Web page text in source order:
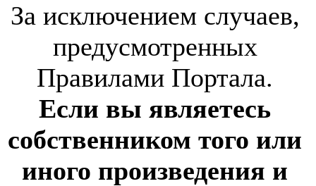
За исключением случаев,
предусмотренных
Правилами Портала.
Если вы являетесь
собственником того или
иного произведения и